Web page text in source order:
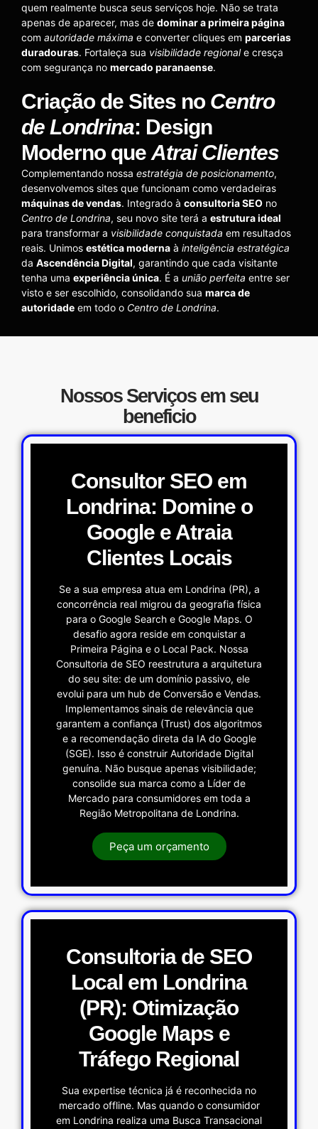
quem realmente busca seus serviços hoje. Não se trata
apenas de aparecer, mas de dominar a primeira página
com autoridade máxima e converter cliques em parcerias
duradouras. Fortaleça sua visibilidade regionale cresça
com segurança no mercado paranaense.
Criação de Sites no Centro
de Londrina: Design
Modernoque Atrai Clientes
Complementando nossa estratégia de posicionamento,
desenvolvemos sites que funcionam como verdadeiras
máquinas de vendas. Integrado à consultoria SEO no
Centro de Londrina, seu novo site terá a estrutura ideal
para transformar a visibilidade conquistada em resultados
reais. Unimos estética moderna à inteligência estratégica
da Ascendência Digital, garantindo que cada visitante
tenha uma experiência única. É a união perfeita entre ser
visto e ser escolhido, consolidando sua marca de
autoridade em todo o Centro de Londrina.
Nossos Serviços em seu
beneficio
Consultor SEO em
Londrina: Domine o
Google e Atraia
Clientes Locais
Se a sua empresa atua em Londrina (PR), a
concorrência real migrou da geografia física
para o Google Search e Google Maps. O
desafio agora reside em conquistar a
Primeira Página e o Local Pack. Nossa
Consultoria de SEO reestrutura a arquitetura
do seu site: de um domínio passivo, ele
evolui para um hub de Conversão e Vendas.
Implementamos sinais de relevância que
garantem a confiança (Trust) dos algoritmos
e a recomendação direta da IA do Google
(SGE). Isso é construir Autoridade Digital
genuína. Não busque apenas visibilidade;
consolide sua marca como a Líder de
Mercado para consumidores em toda a
Região Metropolitana de Londrina.
Peça um orçamento
Consultoria de SEO
Local em Londrina
(PR): Otimização
Google Maps e
Tráfego Regional
Sua expertise técnica já é reconhecida no
mercado offline. Mas quando o consumidor
em Londrina realiza uma Busca Transacional